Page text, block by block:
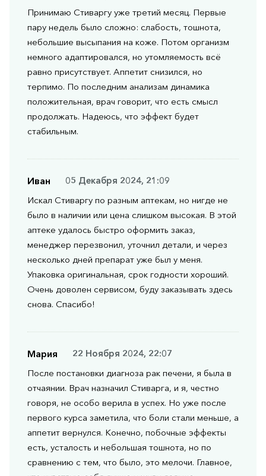
Принимаю Стиваргу уже третий месяц. Первые
пару недель было сложно: слабость, тошнота,
небольшие высыпания на коже. Потом организм
немного адаптировался, но утомляемость всё
равно присутствует. Аппетит снизился, но
терпимо. По последним анализам динамика
положительная, врач говорит, что есть смысл
продолжать. Надеюсь, что эффект будет
стабильным.
Иван
05 Декабря 2024, 21:09
Искал Стиваргу по разным аптекам, но нигде не
было в наличии или цена слишком высокая. В этой
аптеке удалось быстро оформить заказ,
менеджер перезвонил, уточнил детали, и через
несколько дней препарат уже был у меня.
Упаковка оригинальная, срок годности хороший.
Очень доволен сервисом, буду заказывать здесь
снова. Спасибо!
Мария
22 Ноября 2024, 22:07
После постановки диагноза рак печени, я была в
отчаянии. Врач назначил Стиварга, и я, честно
говоря, не особо верила в успех. Но уже после
первого курса заметила, что боли стали меньше, а
аппетит вернулся. Конечно, побочные эффекты
есть, усталость и небольшая тошнота, но по
сравнению с тем, что было, это мелочи. Главное,